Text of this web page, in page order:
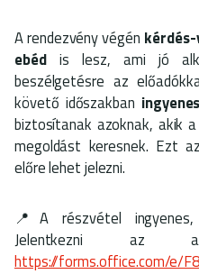
A rendezvény végén
ebédis lesz, ami jó
beszélgetésre az
követő időszakban
biztosítanak azoknak, akik
megoldást keresnek. Ezt
előre lehet jelezni.
📍A részvétel
Jelentkezni az
https://forms.office.com/e/